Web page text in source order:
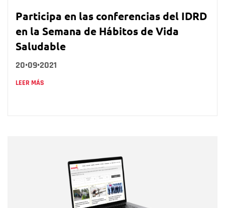
Participa en las conferencias del IDRD
en la Semana de Hábitos de Vida
Saludable
20•09•2021
LEER MÁS
Correo electrónico